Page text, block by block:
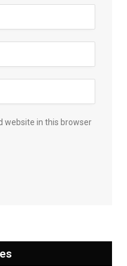
website in this browser